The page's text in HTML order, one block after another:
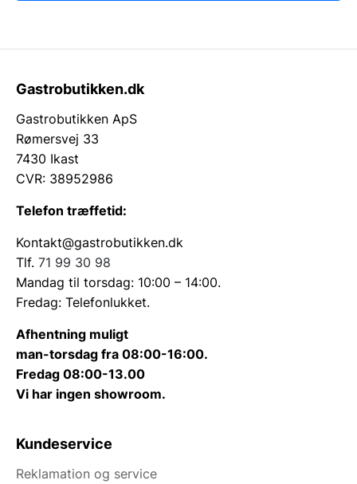
Gastrobutikken.dk
Gastrobutikken ApS
Rømersvej 33
7430 Ikast
CVR: 38952986
Telefon træffetid:
Kontakt@gastrobutikken.dk
Tlf. 71 99 30 98
Mandag til torsdag: 10:00 – 14:00.
Fredag: Telefonlukket.
Afhentning muligt
man-torsdag fra 08:00-16:00.
Fredag 08:00-13.00
Vi har ingen showroom.
Kundeservice
Reklamation og service